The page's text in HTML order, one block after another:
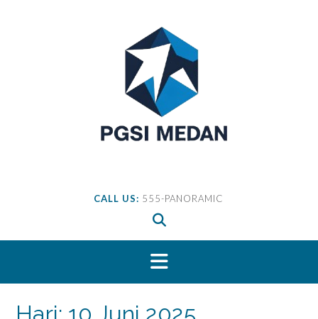
CALL US: 555-PANORAMIC
Hari: 10 Juni 2025